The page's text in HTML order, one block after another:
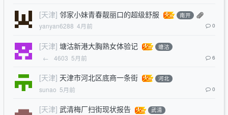
[天津] 邻家小妹青春靓丽口的超级舒服 南开
yanyan6288 4月前 0
[天津] 塘沽新港大胸熟女体验记 塘沽
← 4603 5月前 6
[天津] 天津市河北区底商一条街 河北
sunao 5月前 0
[天津] 武清梅厂扫街现状报告 武清